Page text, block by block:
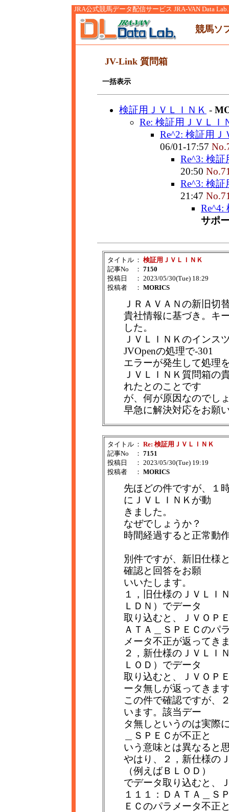
JRA公式競馬データ配信サービス JRA-VAN Data Lab.
競馬ソ
JV-Link 質問箱
一括表示
検証用ＪＶＬＩＮＫ -
Re: 検証用ＪＶＬＩ
Re^2: 検証用Ｊ
06/01-17:57
Re^3: 検
20:50
Re^3: 検
21:47
Re^4:
サポ
タイトル ： 検証用ＪＶＬＩＮＫ
記事No
： 7150
投稿日
： 2023/05/30(Tue) 18:29
投稿者
： MORICS
ＪＲＡＶＡＮの新旧切
貴社情報に基づき。キ
した。
ＪＶＬＩＮＫのインス
JVOpenの処理で-301
エラーが発生して処理
ＪＶＬＩＮＫ質問箱の
れたとのことです
が、何が原因なのでし
早急に解決対応をお願
タイトル ： Re: 検証用ＪＶＬＩＮＫ
記事No
： 7151
投稿日
： 2023/05/30(Tue) 19:19
投稿者
： MORICS
先ほどの件ですが、１
にＪＶＬＩＮＫが動
きました。
なぜでしょうか？
時間経過すると正常動
別件ですが、新旧仕様
確認と回答をお願
いいたします。
１，旧仕様のＪＶＬＩ
ＬＤＮ）でデータ
取り込むと、ＪＶＯＰ
ＡＴＡ＿ＳＰＥＣのパ
メータ不正が返ってき
２，新仕様のＪＶＬＩ
ＬＯＤ）でデータ
取り込むと、ＪＶＯＰ
ータ無しが返ってきま
この件で確認ですが、
います。該当デー
タ無しというのは実際
＿ＳＰＥＣが不正と
いう意味とは異なると
やはり、２，新仕様の
（例えばＢＬＯＤ）
でデータ取り込むと、
１１１：ＤＡＴＡ＿Ｓ
ＥＣのパラメータ不正